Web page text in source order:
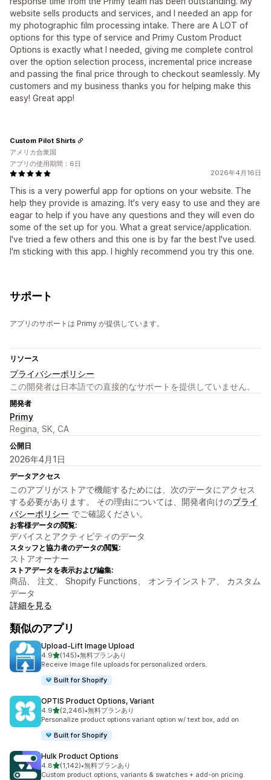
website sells products and services, and I needed an app for
my photographic film processing intake. There are A LOT of
options for this type of service and Primy Custom Product
Options is exactly what I needed, giving me complete control
over the option selection process, incremental price increase
and passing the final price through to checkout seamlessly. My
customers and my business thanks you for helping make this
easy! Great app!
2026年4月16日
This is a very powerful app for options on your website. The
help they provide is amazing. It's very easy to use and they are
eagar to help if you have any questions and they will even do
some of the set up for you. What a great service/application.
I've tried a few others and this one is by far the best I've used.
I'm sticking with this app. I highly recommend you try this one.
Custom Pilot Shirts
アメリカ合衆国
アプリの使用期間：6日
サポート
アプリのサポートは Primy が提供しています。
リソース
プライバシーポリシー
この開発者は日本語での直接的なサポートを提供していません。
開発者
Primy
Regina, SK, CA
公開日
2026年4月1日
データアクセス
このアプリがストアで機能するためには、次のデータにアクセス
する必要があります。 その理由については、開発者向けのプライ
バシーポリシー でご確認ください。
お客様データの閲覧:
デバイスとアクティビティのデータ
スタッフと協力者のデータの閲覧:
ストアオーナー
ストアデータを表示および編集:
商品、 注文、 Shopify Functions、 オンラインストア、 カスタム
データ
詳細を見る
類似のアプリ
Upload‑Lift Image Upload
4.95つ星中
(145)
合計レビュー数：145件
•無料プランあり
Receive Image file uploads for personalized orders.
Built for Shopify
OPTIS Product Options, Variant
4.95つ星中
(2,246)
合計レビュー数：2246件
•無料プランあり
Personalize product options variant option w/ text box, add on
Built for Shopify
Hulk Product Options
4.85つ星中
(1,142)
合計レビュー数：1142件
•無料プランあり
Custom product options, variants & swatches + add-on pricing.